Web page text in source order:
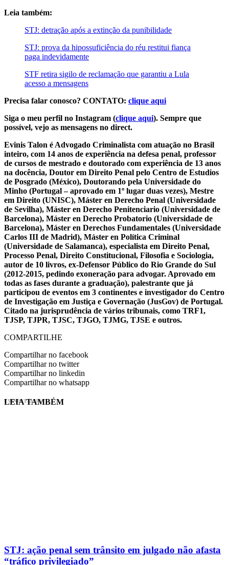
Leia também:
STJ: detração após a extinção da punibilidade
STJ: prova da hipossuficiência do réu restitui fiança
paga indevidamente
STF retira sigilo de reclamação que garantiu a Lula
acesso a mensagens
Precisa falar conosco? CONTATO: clique aqui
Siga o meu perfil no Instagram (clique aqui). Sempre que
possível, vejo as mensagens no direct.
Evinis Talon é Advogado Criminalista com atuação no Brasil
inteiro, com 14 anos de experiência na defesa penal, professor
de cursos de mestrado e doutorado com experiência de 13 anos
na docência, Doutor em Direito Penal pelo Centro de Estudios
de Posgrado (México), Doutorando pela Universidade do
Minho (Portugal – aprovado em 1º lugar duas vezes), Mestre
em Direito (UNISC), Máster en Derecho Penal (Universidade
de Sevilha), Máster en Derecho Penitenciario (Universidade de
Barcelona), Máster en Derecho Probatorio (Universidade de
Barcelona), Máster en Derechos Fundamentales (Universidade
Carlos III de Madrid), Máster en Política Criminal
(Universidade de Salamanca), especialista em Direito Penal,
Processo Penal, Direito Constitucional, Filosofia e Sociologia,
autor de 10 livros, ex-Defensor Público do Rio Grande do Sul
(2012-2015, pedindo exoneração para advogar. Aprovado em
todas as fases durante a graduação), palestrante que já
participou de eventos em 3 continentes e investigador do Centro
de Investigação em Justiça e Governação (JusGov) de Portugal.
Citado na jurisprudência de vários tribunais, como TRF1,
TJSP, TJPR, TJSC, TJGO, TJMG, TJSE e outros.
COMPARTILHE
Compartilhar no facebook
Compartilhar no twitter
Compartilhar no linkedin
Compartilhar no whatsapp
EVINIS TALON
LEIA TAMBÉM
STJ: ação penal sem trânsito em julgado não afasta
“tráfico privilegiado”